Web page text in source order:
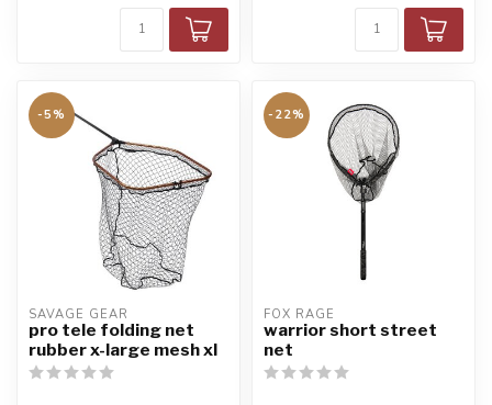
-5%
SAVAGE GEAR
pro tele folding net
rubber x-large mesh xl
-22%
FOX RAGE
warrior short street
net